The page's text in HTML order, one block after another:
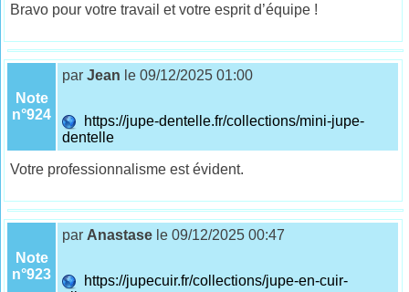
Bravo pour votre travail et votre esprit d’équipe !
Note
n°924
parJean le 09/12/2025 01:00
https://jupe-dentelle.fr/collections/mini-jupe-
dentelle
Votre professionnalisme est évident.
Note
n°923
par Anastase le 09/12/2025 00:47
https://jupecuir.fr/collections/jupe-en-cuir-